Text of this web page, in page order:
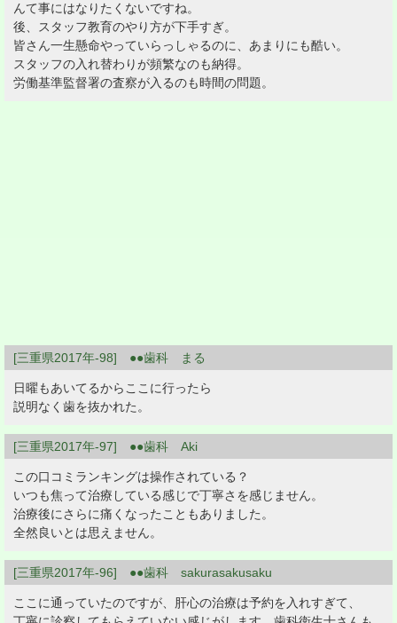
んて事にはなりたくないですね。
後、スタッフ教育のやり方が下手すぎ。
皆さん一生懸命やっていらっしゃるのに、あまりにも酷い。
スタッフの入れ替わりが頻繁なのも納得。
労働基準監督署の査察が入るのも時間の問題。
[三重県2017年-98] ●●歯科 まる
日曜もあいてるからここに行ったら
説明なく歯を抜かれた。
[三重県2017年-97] ●●歯科 Aki
この口コミランキングは操作されている？
いつも焦って治療している感じで丁寧さを感じません。
治療後にさらに痛くなったこともありました。
全然良いとは思えません。
[三重県2017年-96] ●●歯科 sakurasakusaku
ここに通っていたのですが、肝心の治療は予約を入れすぎて、